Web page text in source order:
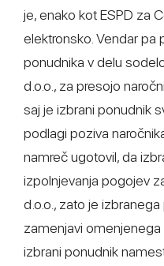
je, enako kot ESPD za
elektronsko. Vendar pa
ponudnika v delu
d.o.o., za presojo
saj je izbrani ponudnik
podlagi poziva
namreč ugotovil, da
izpolnjevanja pogojev
d.o.o., zato je
zamenjavi
izbrani ponudnik